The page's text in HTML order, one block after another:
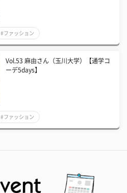
#ファッション
Vol.53 麻由さん（玉川大学）【通学コ
ーデ5days】
#ファッション